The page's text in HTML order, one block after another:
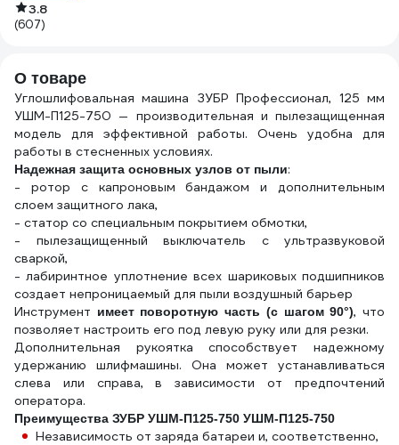
3.8
(607)
О товаре
Углошлифовальная машина ЗУБР Профессионал, 125 мм
УШМ-П125-750 — производительная и пылезащищенная
модель для эффективной работы. Очень удобна для
работы в стесненных условиях.
Надежная защита основных узлов от пыли:
- ротор с капроновым бандажом и дополнительным
слоем защитного лака,
- статор со специальным покрытием обмотки,
- пылезащищенный выключатель с ультразвуковой
сваркой,
- лабиринтное уплотнение всех шариковых подшипников
создает непроницаемый для пыли воздушный барьер
Инструмент имеет поворотную часть (с шагом 90°), что
позволяет настроить его под левую руку или для резки.
Дополнительная рукоятка способствует надежному
удержанию шлифмашины. Она может устанавливаться
слева или справа, в зависимости от предпочтений
оператора.
Преимущества ЗУБР УШМ-П125-750 УШМ-П125-750
Независимость от заряда батареи и, соответственно,